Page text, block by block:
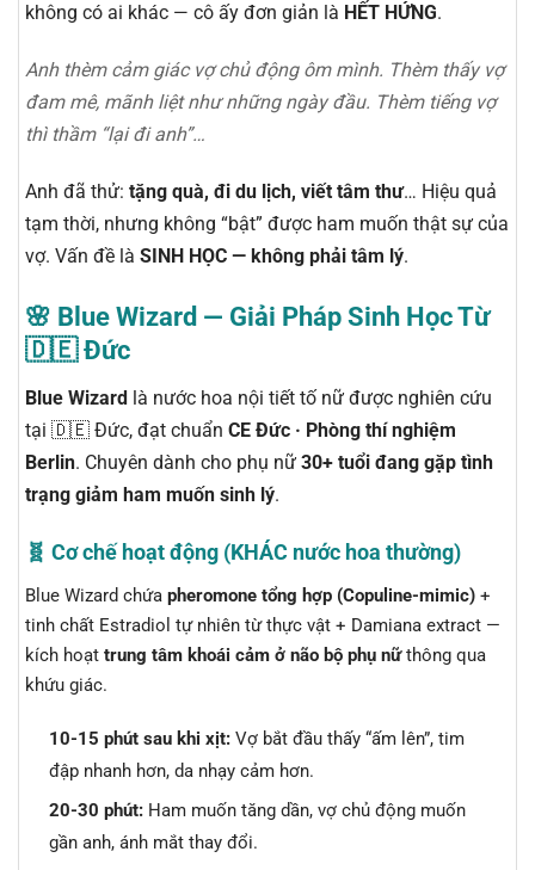
không có ai khác — cô ấy đơn giản là HẾT HỨNG.
Anh thèm cảm giác vợ chủ động ôm mình. Thèm thấy vợ
đam mê, mãnh liệt như những ngày đầu. Thèm tiếng vợ
thì thầm “lại đi anh”…
Anh đã thử: tặng quà, đi du lịch, viết tâm thư… Hiệu quả
tạm thời, nhưng không “bật” được ham muốn thật sự của
vợ. Vấn đề là SINH HỌC — không phải tâm lý.
🌸 Blue Wizard — Giải Pháp Sinh Học Từ
🇩🇪 Đức
Blue Wizard là nước hoa nội tiết tố nữ được nghiên cứu
tại 🇩🇪 Đức, đạt chuẩn CE Đức · Phòng thí nghiệm
Berlin. Chuyên dành cho phụ nữ 30+ tuổi đang gặp tình
trạng giảm ham muốn sinh lý.
🧬 Cơ chế hoạt động (KHÁC nước hoa thường)
Blue Wizard chứa pheromone tổng hợp (Copuline-mimic) +
tinh chất Estradiol tự nhiên từ thực vật + Damiana extract —
kích hoạt trung tâm khoái cảm ở não bộ phụ nữthông qua
khứu giác.
10-15 phút sau khi xịt:Vợ bắt đầu thấy “ấm lên”, tim
đập nhanh hơn, da nhạy cảm hơn.
20-30 phút:Ham muốn tăng dần, vợ chủ động muốn
gần anh, ánh mắt thay đổi.